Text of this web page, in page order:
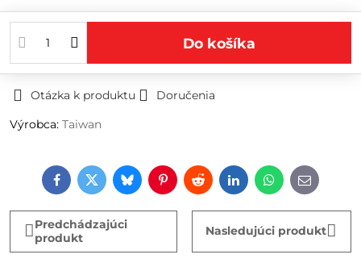
Do košíka
Otázka k produktu
Doručenia
Výrobca: Taiwan
FacebookTwitterBlueskyPinterestRedditLinkedInWhatsApp
E-
mail
Predchádzajúci
produkt
Nasledujúci produkt